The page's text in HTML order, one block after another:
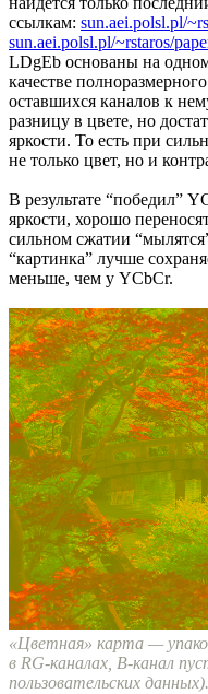
ссылкам: sun.aei.polsl.pl/
sun.aei.polsl.pl/~rstaros/
LDgEb основаны на
качестве
оставшихся каналов к
разницу в цвете, но
яркости. То есть при
не только цвет, но и
В результате “победил”
яркости, хорошо
сильном сжатии
“картинка” лучше
меньше, чем у YCbCr.
«Цветная» карта —
в RG-каналах, B-канал
пользовательских данных).